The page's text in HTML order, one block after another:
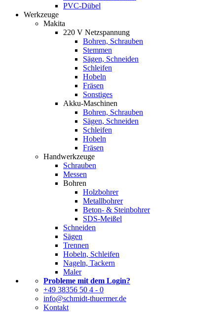
PVC-Dübel
Werkzeuge
Makita
220 V Netzspannung
Bohren, Schrauben
Stemmen
Sägen, Schneiden
Schleifen
Hobeln
Fräsen
Sonstiges
Akku-Maschinen
Bohren, Schrauben
Sägen, Schneiden
Schleifen
Hobeln
Fräsen
Handwerkzeuge
Schrauben
Messen
Bohren
Holzbohrer
Metallbohrer
Beton- & Steinbohrer
SDS-Meißel
Schneiden
Sägen
Trennen
Hobeln, Schleifen
Nageln, Tackern
Maler
Probleme mit dem Login?
+49 38356 50 4 - 0
info@schmidt-thuermer.de
Kontakt